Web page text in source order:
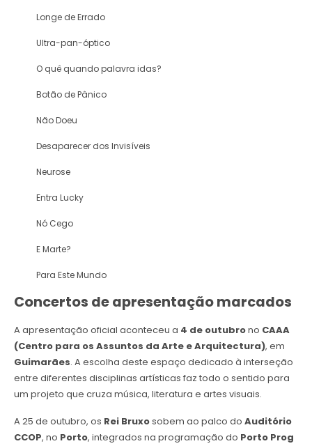
Longe de Errado
Ultra-pan-óptico
O quê quando palavra idas?
Botão de Pânico
Não Doeu
Desaparecer dos Invisíveis
Neurose
Entra Lucky
Nó Cego
E Marte?
Para Este Mundo
Concertos de apresentação marcados
A apresentação oficial aconteceu a 4 de outubrono CAAA
(Centro para os Assuntos da Arte e Arquitectura), em
Guimarães. A escolha deste espaço dedicado à interseção
entre diferentes disciplinas artísticas faz todo o sentido para
um projeto que cruza música, literatura e artes visuais.
A 25 de outubro, os Rei Bruxosobem ao palco do Auditório
CCOP, no Porto, integrados na programação do Porto Prog